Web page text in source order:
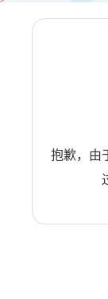
抱歉，由